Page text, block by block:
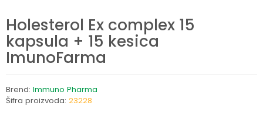
Holesterol Ex complex 15
kapsula + 15 kesica
ImunoFarma
Brend: Immuno Pharma
Šifra proizvoda: 23228